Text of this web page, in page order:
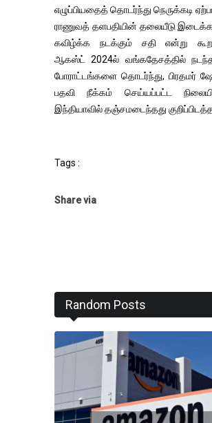
எழுப்பியதைத் தொடர்ந்து நெருக்கடி
ராணுவத் தளபதியின் தலையீடு
கவிழ்க்க நடக்கும் சதி என்று
ஆகஸ்ட் 2024ல் வங்கதேசத்தில்
போராட்டங்களை தொடர்ந்து, பிரதமர்
பதவி நீக்கம் செய்யப்பட்ட
இந்தியாவில் தஞ்சமடைந்தது
Tags :
Share via
Random Posts